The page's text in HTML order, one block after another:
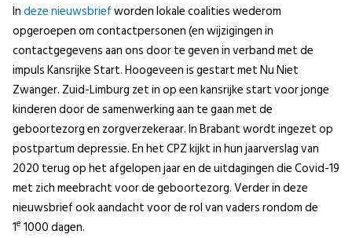
Indeze nieuwsbriefworden lokale coalities wederom
opgeroepen om contactpersonen (en wijzigingen in
contactgegevens aan ons door te geven in verband met de
impuls Kansrijke Start. Hoogeveen is gestart met Nu Niet
Zwanger. Zuid-Limburg zet in op een kansrijke start voor jonge
kinderen door de samenwerking aan te gaan met de
geboortezorg en zorgverzekeraar. In Brabant wordt ingezet op
postpartum depressie. En het CPZ kijkt in hun jaarverslag van
2020 terug op het afgelopen jaar en de uitdagingen die Covid-19
met zich meebracht voor de geboortezorg. Verder in deze
nieuwsbrief ook aandacht voor de rol van vaders rondom de
1e 1000 dagen.